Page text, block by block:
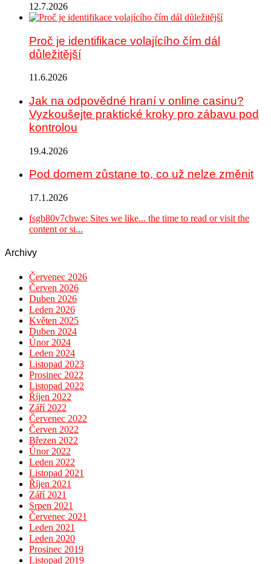
12.7.2026
Proč je identifikace volajícího čím dál
důležitější
11.6.2026
Jak na odpovědné hraní v online casinu?
Vyzkoušejte praktické kroky pro zábavu pod
kontrolou
19.4.2026
Pod domem zůstane to, co už nelze změnit
17.1.2026
fsgb80v7cbwe: Sites we like... the time to read or visit the
content or si...
Archivy
Červenec 2026
Červen 2026
Duben 2026
Leden 2026
Květen 2025
Duben 2024
Únor 2024
Leden 2024
Listopad 2023
Prosinec 2022
Listopad 2022
Říjen 2022
Září 2022
Červenec 2022
Červen 2022
Březen 2022
Únor 2022
Leden 2022
Listopad 2021
Říjen 2021
Září 2021
Srpen 2021
Červenec 2021
Leden 2021
Leden 2020
Prosinec 2019
Listopad 2019